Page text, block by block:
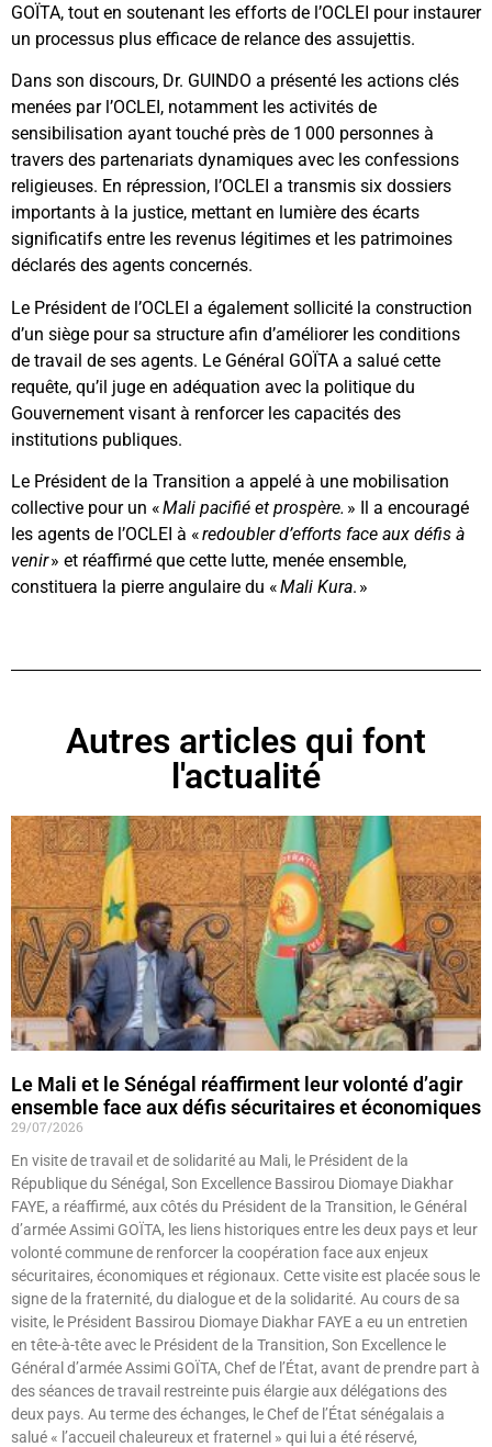
GOÏTA, tout en soutenant les efforts de l’OCLEI pour instaurer
un processus plus efficace de relance des assujettis.
Dans son discours, Dr. GUINDO a présenté les actions clés
menées par l’OCLEI, notamment les activités de
sensibilisation ayant touché près de 1 000 personnes à
travers des partenariats dynamiques avec les confessions
religieuses. En répression, l’OCLEI a transmis six dossiers
importants à la justice, mettant en lumière des écarts
significatifs entre les revenus légitimes et les patrimoines
déclarés des agents concernés.
Le Président de l’OCLEI a également sollicité la construction
d’un siège pour sa structure afin d’améliorer les conditions
de travail de ses agents. Le Général GOÏTA a salué cette
requête, qu’il juge en adéquation avec la politique du
Gouvernement visant à renforcer les capacités des
institutions publiques.
Le Président de la Transition a appelé à une mobilisation
collective pour un «Mali pacifié et prospère. » Il a encouragé
les agents de l’OCLEI à «redoubler d’efforts face aux défis à
venir» et réaffirmé que cette lutte, menée ensemble,
constituera la pierre angulaire du «Mali Kura. »
Autres articles qui font
l'actualité
Le Mali et le Sénégal réaffirment leur volonté d’agir
ensemble face aux défis sécuritaires et économiques
29/07/2026
En visite de travail et de solidarité au Mali, le Président de la
République du Sénégal, Son Excellence Bassirou Diomaye Diakhar
FAYE, a réaffirmé, aux côtés du Président de la Transition, le Général
d’armée Assimi GOÏTA, les liens historiques entre les deux pays et leur
volonté commune de renforcer la coopération face aux enjeux
sécuritaires, économiques et régionaux. Cette visite est placée sous le
signe de la fraternité, du dialogue et de la solidarité. Au cours de sa
visite, le Président Bassirou Diomaye Diakhar FAYE a eu un entretien
en tête-à-tête avec le Président de la Transition, Son Excellence le
Général d’armée Assimi GOÏTA, Chef de l’État, avant de prendre part à
des séances de travail restreinte puis élargie aux délégations des
deux pays. Au terme des échanges, le Chef de l’État sénégalais a
salué « l’accueil chaleureux et fraternel » qui lui a été réservé,